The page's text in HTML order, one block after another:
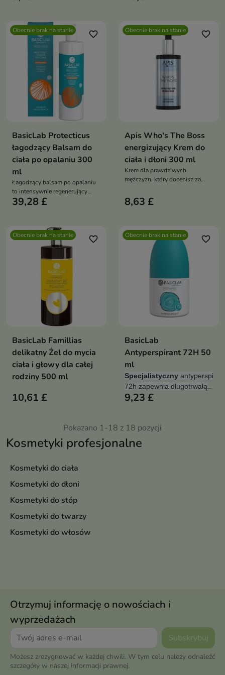
Kosmetyki profesjonalne
Kosmetyki do ciała
Kosmetyki do dłoni
Kosmetyki do stóp
Kosmetyki do twarzy
Kosmetyki do włosów
Obecnie brak na stanie favorite_border
BasicLab Protecticus
łagodzący Balsam do
ciała po opalaniu 300
ml
Łagodzący balsam po opalaniu
to intensywnie regenerujący
produkt przeznaczony do
39,28 £
Obecnie brak na stanie favorite_border
Apis Who's The Boss
energizujący Krem do
ciała i dłoni 300 ml
Krem dla prawdziwych
mężczyzn, który docenisz za
działania
8,63 £
Obecnie brak na stanie favorite_border
BasicLab Famillias
delikatny Żel do mycia
ciała i głowy dla całej
rodziny 500 ml
10,61 £
Obecnie brak na stanie favorite_border
BasicLab
Antyperspirant 72H 50
ml
Specjalistyczny
72h zapewnia długotrwałą
ochronęprzed
9,23 £
Pokazano 1-18 z 18 pozycji
Otrzymuj informację o nowościach i
wyprzedażach
Możesz zrezygnować w każdej chwili. W tym celu należy odnaleźć
szczegóły w naszej informacji prawnej.